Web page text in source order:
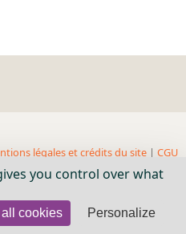
légales et crédits du site | CGU
you control over what
all cookies Personalize